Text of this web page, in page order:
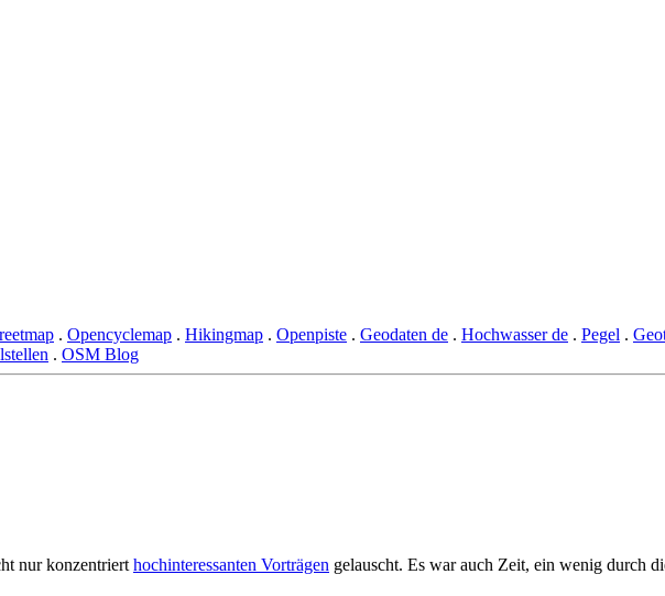
. Opencyclemap . Hikingmap . Openpiste . Geodaten de . Hochwasser de . Pegel .
. OSM Blog
nur konzentriert hochinteressanten Vorträgen gelauscht. Es war auch Zeit, ein wenig durch